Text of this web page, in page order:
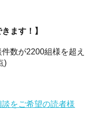
ます！】
数が2200組様を超え
)
をご希望の読者様